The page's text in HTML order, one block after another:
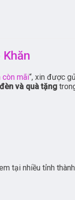
còn mãi“, xin được
và quà tặng
tại nhiều tỉnh